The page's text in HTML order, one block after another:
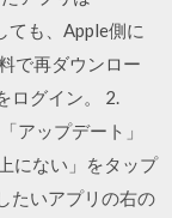
ても、Apple側に
で再ダウンロー
ログイン。 2.
アップデート」
にない」をタップ
たいアプリの右の